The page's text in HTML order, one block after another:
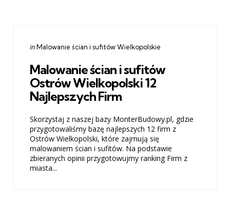
Categories
Posted
inMalowanie ścian i sufitów Wielkopolskie
Malowanie ścian i sufitów
Ostrów Wielkopolski 12
Najlepszych Firm
Skorzystaj z naszej bazy MonterBudowy.pl, gdzie
przygotowaliśmy bazę najlepszych 12 firm z
Ostrów Wielkopolski, które zajmują się
malowaniem ścian i sufitów. Na podstawie
zbieranych opinii przygotowujmy ranking Firm z
miasta...